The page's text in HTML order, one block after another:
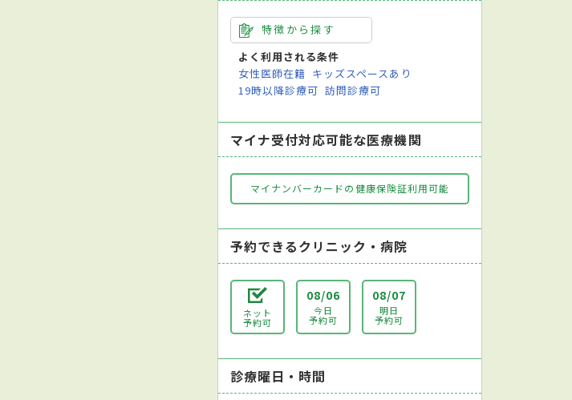
特徴から探す
よく利用される条件
女性医師在籍 キッズスペースあり
19時以降診療可 訪問診療可
マイナ受付対応可能な医療機関
マイナンバーカードの健康保険証利用可能
予約できるクリニック・病院
ネット
予約可
08/06
今日
予約可
08/07
明日
予約可
診療曜日・時間